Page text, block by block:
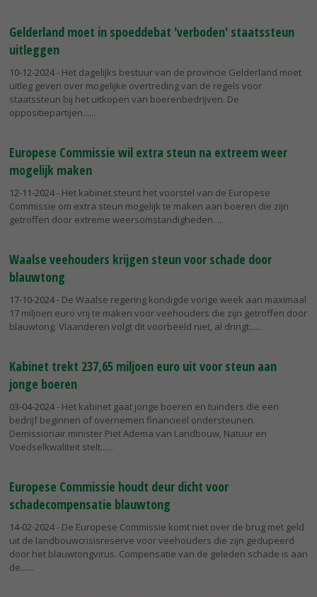
Gelderland moet in spoeddebat 'verboden' staatssteun
uitleggen
10-12-2024- Het dagelijks bestuur van de provincie Gelderland moet
uitleg geven over mogelijke overtreding van de regels voor
staatssteun bij het uitkopen van boerenbedrijven. De
oppositiepartijen...
Europese Commissie wil extra steun na extreem weer
mogelijk maken
12-11-2024- Het kabinet steunt het voorstel van de Europese
Commissie om extra steun mogelijk te maken aan boeren die zijn
getroffen door extreme weersomstandigheden.
Waalse veehouders krijgen steun voor schade door
blauwtong
17-10-2024- De Waalse regering kondigde vorige week aan maximaal
17 miljoen euro vrij te maken voor veehouders die zijn getroffen door
blauwtong. Vlaanderen volgt dit voorbeeld niet, al dringt...
Kabinet trekt 237,65 miljoen euro uit voor steun aan
jonge boeren
03-04-2024- Het kabinet gaat jonge boeren en tuinders die een
bedrijf beginnen of overnemen financieel ondersteunen.
Demissionair minister Piet Adema van Landbouw, Natuur en
Voedselkwaliteit stelt...
Europese Commissie houdt deur dicht voor
schadecompensatie blauwtong
14-02-2024- De Europese Commissie komt niet over de brug met geld
uit de landbouwcrisisreserve voor veehouders die zijn gedupeerd
door het blauwtongvirus. Compensatie van de geleden schade is aan
de...